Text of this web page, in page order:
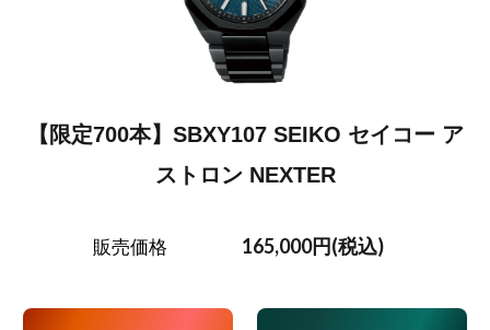
【限定700本】SBXY107 SEIKO セイコー ア
ストロン NEXTER
販売価格 165,000円(税込)